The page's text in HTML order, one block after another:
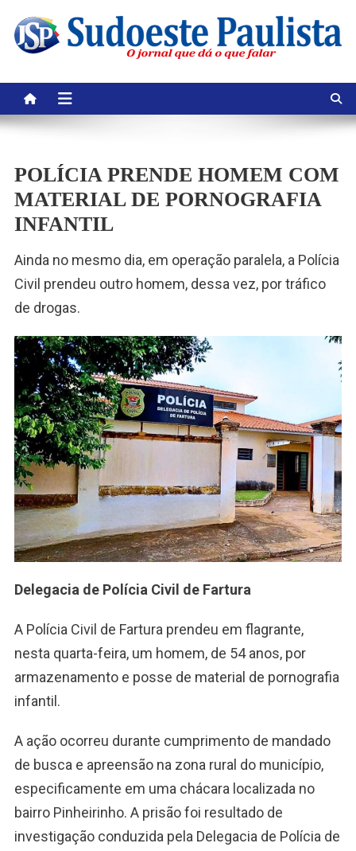
content
POLÍCIA PRENDE HOMEM COM
MATERIAL DE PORNOGRAFIA
INFANTIL
Ainda no mesmo dia, em operação paralela, a Polícia
Civil prendeu outro homem, dessa vez, por tráfico
de drogas.
Delegacia de Polícia Civil de Fartura
A Polícia Civil de Fartura prendeu em flagrante,
nesta quarta-feira, um homem, de 54 anos, por
armazenamento e posse de material de pornografia
infantil.
A ação ocorreu durante cumprimento de mandado
de busca e apreensão na zona rural do município,
especificamente em uma chácara localizada no
bairro Pinheirinho. A prisão foi resultado de
investigação conduzida pela Delegacia de Polícia de